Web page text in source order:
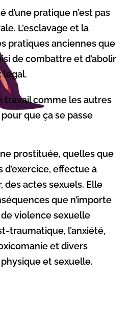
d’une pratique n’est pas
L’esclavage et la
pratiques anciennes que
de combattre et d’abolir
légal.
travail comme les autres
pour que ça se passe
prostituée, quelles que
effectue à
des actes sexuels. Elle
que n’importe
violence sexuelle
traumatique, l’anxiété,
et divers
et sexuelle.